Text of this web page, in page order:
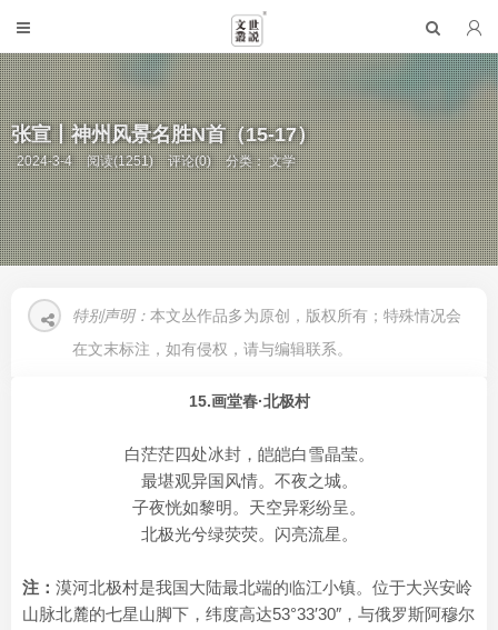
张宣丨神州风景名胜N首（15-17）
2024-3-4 阅读(1251) 评论(0) 分类：文学
特别声明： 本文丛作品多为原创，版权所有；特殊情况会
在文末标注，如有侵权，请与编辑联系。
15.画堂春·北极村
白茫茫四处冰封，皑皑白雪晶莹。
最堪观异国风情。不夜之城。
子夜恍如黎明。天空异彩纷呈。
北极光兮绿荧荧。闪亮流星。
注： 漠河北极村是我国大陆最北端的临江小镇。位于大兴安岭
山脉北麓的七星山脚下，纬度高达53°33′30″，与俄罗斯阿穆尔